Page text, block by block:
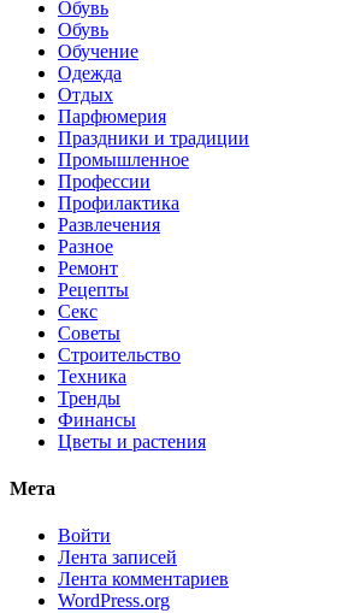
Обувь
Обувь
Обучение
Одежда
Отдых
Парфюмерия
Праздники и традиции
Промышленное
Профессии
Профилактика
Развлечения
Разное
Ремонт
Рецепты
Секс
Советы
Строительство
Техника
Тренды
Финансы
Цветы и растения
Мета
Войти
Лента записей
Лента комментариев
WordPress.org